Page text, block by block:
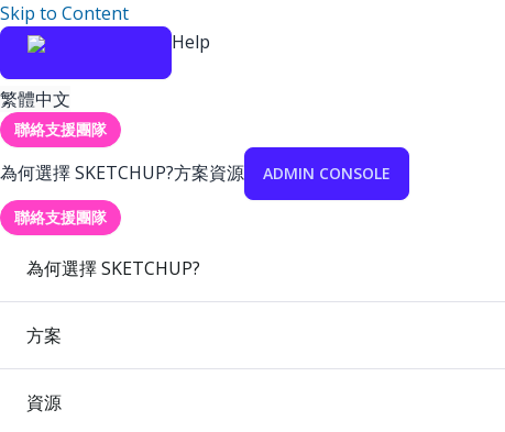
Skip to Content
Help
繁體中文
聯絡支援團隊
為何選擇 SKETCHUP?方案資源 ADMIN CONSOLE
聯絡支援團隊
為何選擇 SKETCHUP?
方案
資源